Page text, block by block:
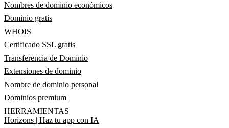
Nombres de dominio económicos
Dominio gratis
WHOIS
Certificado SSL gratis
Transferencia de Dominio
Extensiones de dominio
Nombre de dominio personal
Dominios premium
HERRAMIENTAS
Horizons | Haz tu app con IA